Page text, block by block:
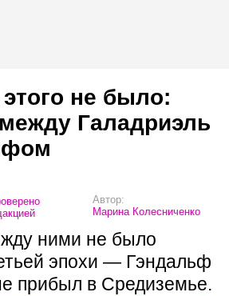
не было:
Галадриэль
Автор:
Марина Колесниченко
ними не было
эпохи — Гэндальф
прибыл в Средиземье.